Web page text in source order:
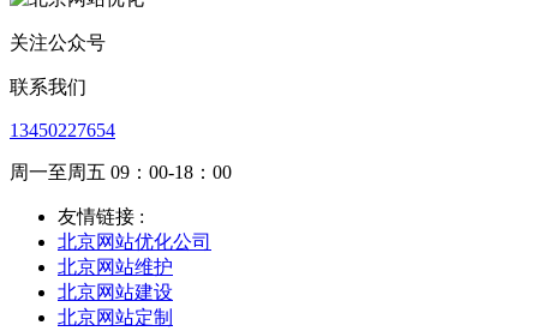
关注公众号
联系我们
13450227654
周一至周五 09：00-18：00
友情链接 :
北京网站优化公司
北京网站维护
北京网站建设
北京网站定制